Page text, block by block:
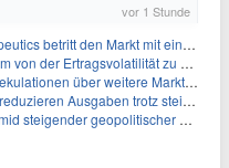
vor 1 Stunde
Markt mit einem IPO-Boost von 150 Millionen Dollar
der Ertragsvolatilität zu profitieren
über weitere Marktinterventionen nehmen zu
trotz steigender Löhne: Ein Warnsignal für das Wachstum
geopolitischer Spannungen im Persischen Golf